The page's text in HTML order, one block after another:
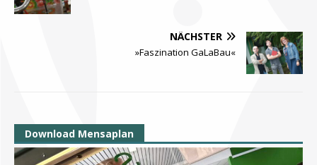
NÄCHSTER
»Faszination GaLaBau«
Download Mensaplan